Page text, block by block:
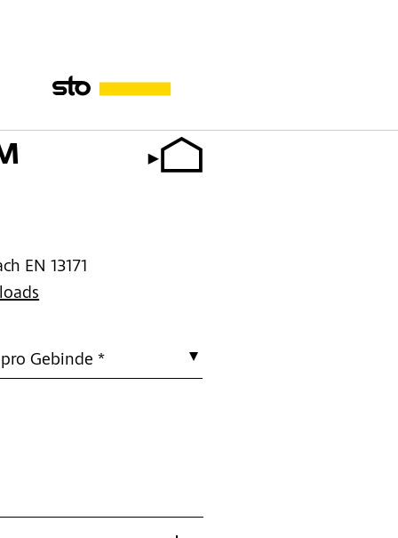
EN 13171
Gebinde *